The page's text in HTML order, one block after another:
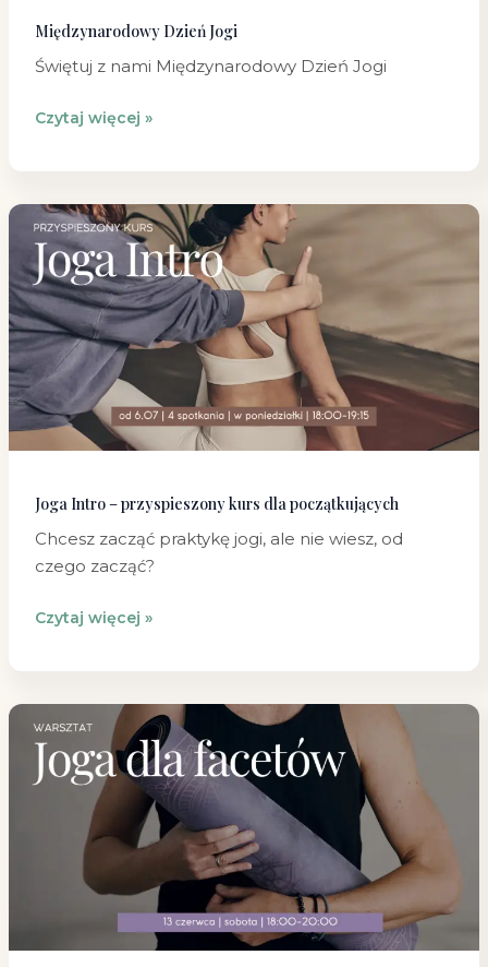
Międzynarodowy Dzień Jogi
Świętuj z nami Międzynarodowy Dzień Jogi
Czytaj więcej »
Joga Intro – przyspieszony kurs dla początkujących
Chcesz zacząć praktykę jogi, ale nie wiesz, od
czego zacząć?
Joga
Intro
–
przyspieszony
kurs
dla
początkujących
Czytaj więcej »
dla
Facetów